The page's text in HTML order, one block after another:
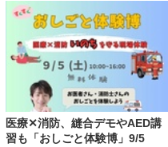
医療✕消防、縫合デモやAED講
習も「おしごと体験博」9/5